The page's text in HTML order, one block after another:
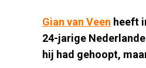
Gian van Veen heeft
24-jarige
hij had gehoopt,